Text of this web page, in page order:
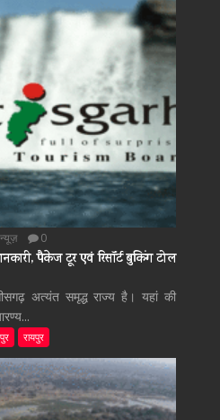
0
पैकेज टूर एवं रिसॉर्ट बुकिंग टोल
अत्यंत समृद्ध राज्य है। यहां की
रायपुर